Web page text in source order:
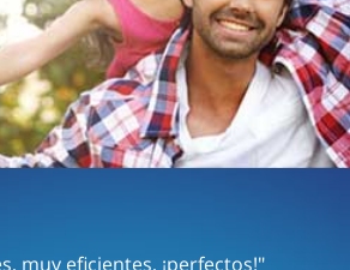
muy eficientes, ¡perfectos!"